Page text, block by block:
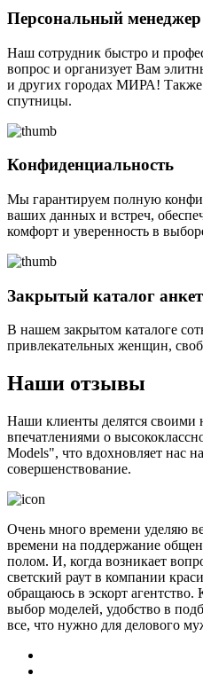
Персональный менеджер
Наш сотрудник быстро и
вопрос и организует Вам
и других городах МИРА!
спутницы.
Конфиденциальность
Мы гарантируем полную
ваших данных и встреч,
комфорт и уверенность в
Закрытый каталог анкет
В нашем закрытом каталоге
привлекательных женщин,
Наши отзывы
Наши клиенты делятся своими
впечатлениями о
Models", что вдохновляет нас
совершенствование.
Очень много времени уделяю
времени на поддержание
полом. И, когда возникает
светский раут в компании
обращаюсь в эскорт
выбор моделей, удобство в
все, что нужно для делового